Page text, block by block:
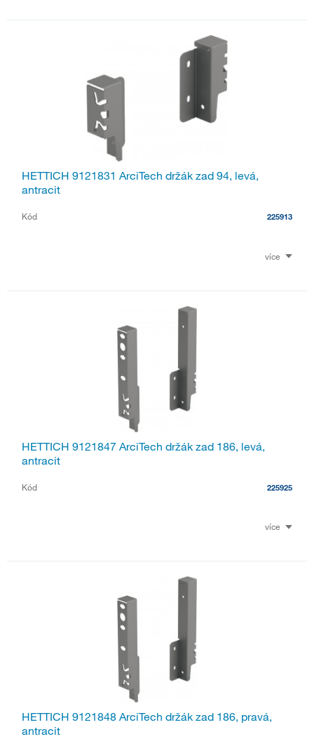
HETTICH 9121831 ArciTech držák zad 94, levá,
antracit
Kód 225913
více
HETTICH 9121847 ArciTech držák zad 186, levá,
antracit
Kód 225925
více
HETTICH 9121848 ArciTech držák zad 186, pravá,
antracit